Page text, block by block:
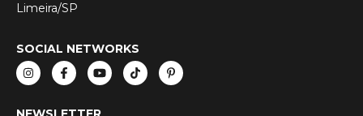
Limeira/SP
SOCIAL NETWORKS